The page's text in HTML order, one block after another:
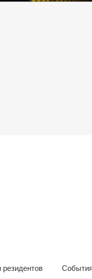
резидентов